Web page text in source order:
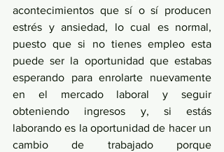
acontecimientos que sí o sí producen
estrés y ansiedad, lo cual es normal,
puesto que si no tienes empleo esta
puede ser la oportunidad que estabas
esperando para enrolarte nuevamente
en el mercado laboral y seguir
obteniendo ingresos y, si estás
laborando es la oportunidad de hacer un
cambio de trabajado porque